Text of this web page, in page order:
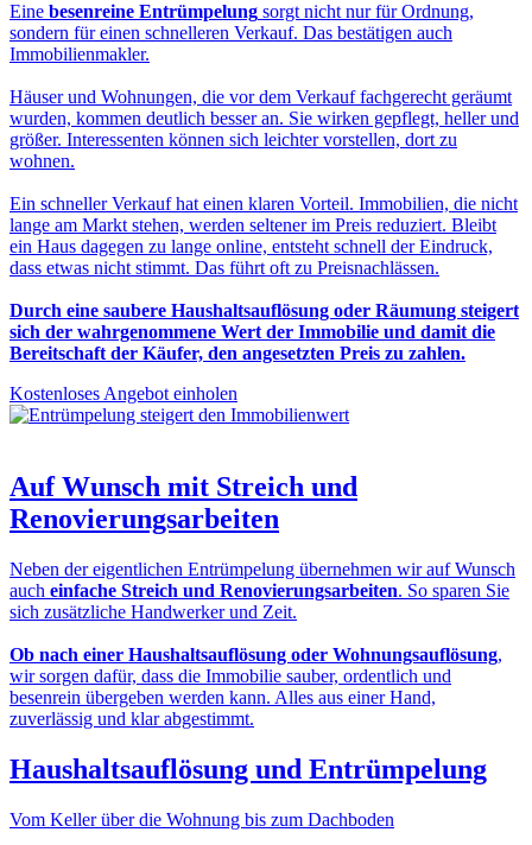
Eine besenreine Entrümpelung sorgt nicht nur für Ordnung,
sondern für einen schnelleren Verkauf. Das bestätigen auch
Immobilienmakler.
Häuser und Wohnungen, die vor dem Verkauf fachgerecht geräumt
wurden, kommen deutlich besser an. Sie wirken gepflegt, heller und
größer. Interessenten können sich leichter vorstellen, dort zu
wohnen.
Ein schneller Verkauf hat einen klaren Vorteil. Immobilien, die nicht
lange am Markt stehen, werden seltener im Preis reduziert. Bleibt
ein Haus dagegen zu lange online, entsteht schnell der Eindruck,
dass etwas nicht stimmt. Das führt oft zu Preisnachlässen.
Durch eine saubere Haushaltsauflösung oder Räumung steigert
sich der wahrgenommene Wert der Immobilie und damit die
Bereitschaft der Käufer, den angesetzten Preis zu zahlen.
Kostenloses Angebot einholen
Auf Wunsch mit Streich und
Renovierungsarbeiten
Neben der eigentlichen Entrümpelung übernehmen wir auf Wunsch
auch einfache Streich und Renovierungsarbeiten. So sparen Sie
sich zusätzliche Handwerker und Zeit.
Ob nach einer Haushaltsauflösung oder Wohnungsauflösung,
wir sorgen dafür, dass die Immobilie sauber, ordentlich und
besenrein übergeben werden kann. Alles aus einer Hand,
zuverlässig und klar abgestimmt.
Haushaltsauflösung und Entrümpelung
Vom Keller über die Wohnung bis zum Dachboden
NACHHER